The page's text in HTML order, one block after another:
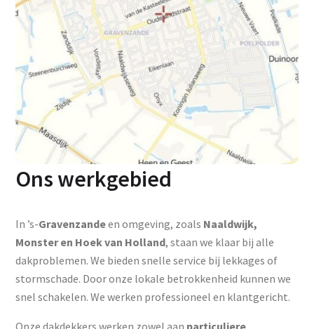
Ons werkgebied
In ’s-Gravenzandeen omgeving, zoals Naaldwijk,
Monster en Hoek van Holland, staan we klaar bij alle
dakproblemen. We bieden snelle service bij lekkages of
stormschade. Door onze lokale betrokkenheid kunnen we
snel schakelen. We werken professioneel en klantgericht.
Onze dakdekkers werken zowel aan particuliere